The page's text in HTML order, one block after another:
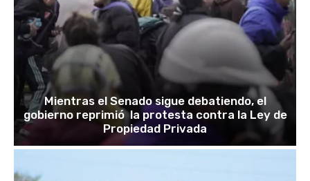
Mientras el Senado sigue debatiendo, el
gobierno reprimió la protesta contra la Ley de
Propiedad Privada